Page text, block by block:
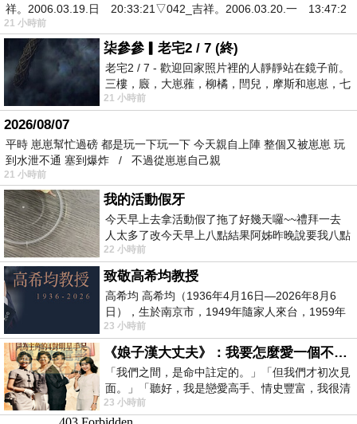
祥。2006.03.19.日 20:33:21▽042_吉祥。2006.03.20.一 13:47:2
21 小時前
柒參參▎老宅2 / 7 (終)
老宅2 / 7 - 歡迎回家照片裡的人靜靜站在鏡子前。
三樓，廄，大崽蕥，柳橘，閆兒，摩斯和崽崽，七
個人整整齊齊地站在鏡框之外，如同
21 小時前
2026/08/07
平時 崽崽幫忙過磅 都是玩一下玩一下 今天親自上陣 整個又被崽崽 玩
到水泄不通 塞到爆炸 / 不過從崽崽自己親
21 小時前
我的活動假牙
今天早上去拿活動假了拖了好幾天囉~~禮拜一去
人太多了改今天早上八點結果阿姊昨晚說要我八點
去西螺農會~回到莿桐都8點半多了
22 小時前
致敬高希均教授
高希均 高希均（1936年4月16日—2026年8月6
日），生於南京市，1949年隨家人來台，1959年
赴美深造並取得經濟發展博士學位。曾任
23 小時前
《娘子漢大丈夫》：我要怎麼愛一個不存在的人？
「我們之間，是命中註定的。」「但我們才初次見
面。」「聽好，我是戀愛高手、情史豐富，我很清
楚這種感覺，你我之間的那種感覺，現
23 小時前